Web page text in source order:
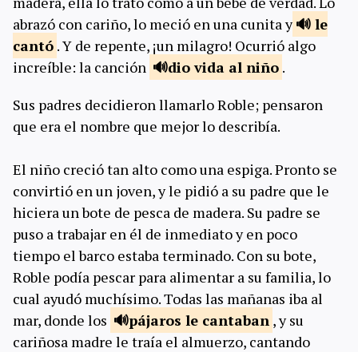
abrazó con cariño, lo meció en una cunita y
le
cantó . Y de repente, ¡un milagro! Ocurrió algo
increíble: la canción
dio vida al niño .
Sus padres decidieron llamarlo Roble; pensaron
que era el nombre que mejor lo describía.
El niño creció tan alto como una espiga. Pronto se
convirtió en un joven, y le pidió a su padre que le
hiciera un bote de pesca de madera. Su padre se
puso a trabajar en él de inmediato y en poco
tiempo el barco estaba terminado. Con su bote,
Roble podía pescar para alimentar a su familia, lo
cual ayudó muchísimo. Todas las mañanas iba al
mar, donde los
pájaros le cantaban , y su
cariñosa madre le traía el almuerzo, cantando